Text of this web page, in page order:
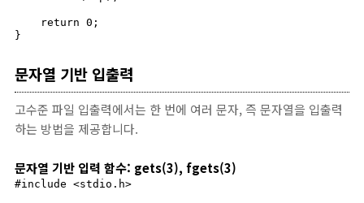
}
문자열 기반 입출력
고수준 파일 입출력에서는 한 번에 여러 문자, 즉 문자열을 입출력
하는 방법을 제공합니다.
문자열 기반 입력 함수: gets(3), fgets(3)
#include <stdio.h>